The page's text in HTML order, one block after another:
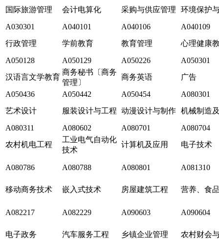
国际旅游管理
会计电算化 采购与供应管理 环境保护
A030301 A040101 A040106
A040109
行政管理
学前教育 教育管理 心理健康
A050128 A050129 A050226
A050301
汉语言文学教育
商务秘书〔商务
管理〕
商务英语 广告
A050436 A050442 A050454
A080301
艺术设计
服装设计与工程 动漫设计与制作 机械制造
A080311 A080602 A080701
A080704
农村机电工程
工业电气自动化
技术
计算机及应用 电子技术
A080786 A080788 A080801 A081310
移动商务技术 嵌入式技术 房屋建筑工程 营养、食
A082217 A082229 A090603 A090604
电子政务 汽车服务工程 乡镇企业管理 农村财会